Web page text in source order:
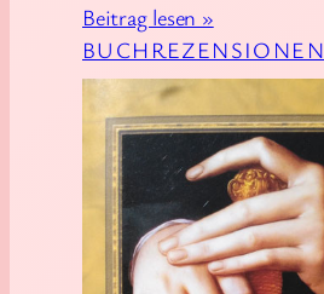
BUCHREZENSIONEN
Beitrag lesen »:
V
i
o
l
a
A
l
v